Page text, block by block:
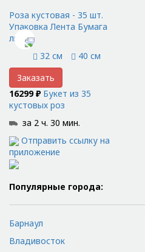
Роза кустовая - 35 шт.
Упаковка Лента Бумага
люкс
32 см
40 см
Заказать
16299 ₽ Букет из 35
кустовых роз
за 2 ч. 30 мин.
Отправить ссылку на
приложение
Популярные города:
Барнаул
Владивосток